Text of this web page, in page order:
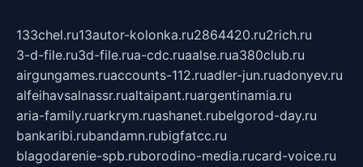
133chel.ru13autor-kolonka.ru2864420.ru2rich.ru
3-d-file.ru3d-file.rua-cdc.ruaalse.rua380club.ru
airgungames.ruaccounts-112.ruadler-jun.ruadonyev.ru
alfeihavsalnassr.rualtaipant.ruargentinamia.ru
aria-family.ruarkrym.ruashanet.rubelgorod-day.ru
bankaribi.rubandamn.rubigfatcc.ru
blagodarenie-spb.ruborodino-media.rucard-voice.ru